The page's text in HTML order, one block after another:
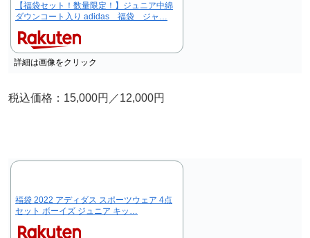
【福袋セット！数量限定！】ジュニア中綿
ダウンコート入り adidas 福袋 ジャ…
詳細は画像をクリック
税込価格：15,000円／12,000円
福袋 2022 アディダス スポーツウェア 4点
セット ボーイズ ジュニア キッ…